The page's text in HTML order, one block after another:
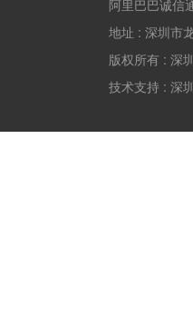
阿里巴巴诚信
地址 : 深圳市
版权所有 : 深
技术支持 : 深